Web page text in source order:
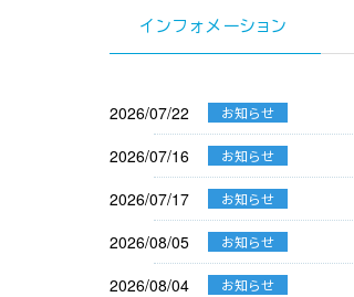
インフォメーション
2026/07/22 お知らせ
2026/07/16
お知らせ
2026/07/17
お知らせ
2026/08/05
お知らせ
2026/08/04
お知らせ